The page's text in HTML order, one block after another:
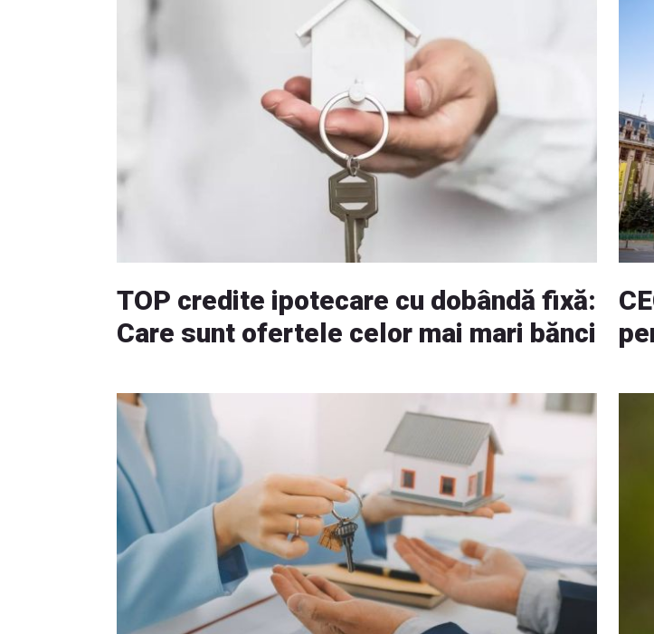
TOP credite ipotecare cu dobândă fixă:
Care sunt ofertele celor mai mari bănci